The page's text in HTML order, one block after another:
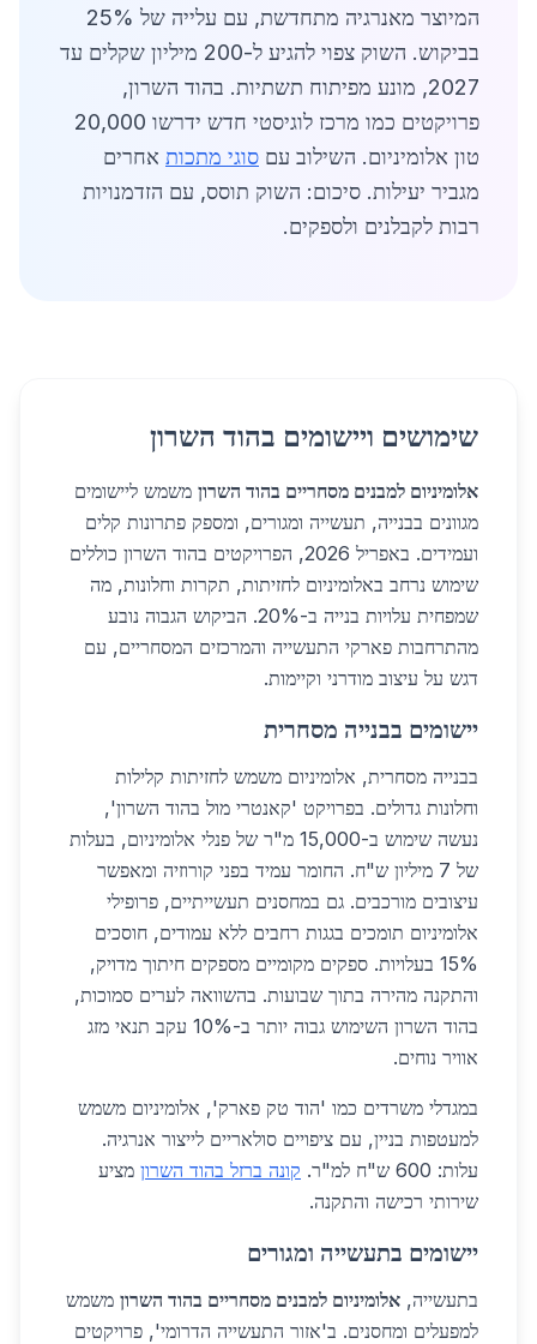
המיוצר מאנרגיה מתחדשת, עם עלייה של 25%
בביקוש. השוק צפוי להגיע ל-200 מיליון שקלים עד
2027, מונע מפיתוח תשתיות. בהוד השרון,
פרויקטים כמו מרכז לוגיסטי חדש ידרשו 20,000
טון אלומיניום. השילוב עם סוגי מתכות אחרים
מגביר יעילות. סיכום: השוק תוסס, עם הזדמנויות
רבות לקבלנים ולספקים.
שימושים ויישומים בהוד השרון
אלומיניום למבנים מסחריים בהוד השרון משמש ליישומים
מגוונים בבנייה, תעשייה ומגורים, ומספק פתרונות קלים
ועמידים. באפריל 2026, הפרויקטים בהוד השרון כוללים
שימוש נרחב באלומיניום לחזיתות, תקרות וחלונות, מה
שמפחית עלויות בנייה ב-20%. הביקוש הגבוה נובע
מהתרחבות פארקי התעשייה והמרכזים המסחריים, עם
דגש על עיצוב מודרני וקיימות.
יישומים בבנייה מסחרית
בבנייה מסחרית, אלומיניום משמש לחזיתות קלילות
וחלונות גדולים. בפרויקט 'קאנטרי מול בהוד השרון',
נעשה שימוש ב-15,000 מ"ר של פנלי אלומיניום, בעלות
של 7 מיליון ש"ח. החומר עמיד בפני קורוזיה ומאפשר
עיצובים מורכבים. גם במחסנים תעשייתיים, פרופילי
אלומיניום תומכים בגגות רחבים ללא עמודים, חוסכים
15% בעלויות. ספקים מקומיים מספקים חיתוך מדויק,
והתקנה מהירה בתוך שבועות. בהשוואה לערים סמוכות,
בהוד השרון השימוש גבוה יותר ב-10% עקב תנאי מזג
אוויר נוחים.
במגדלי משרדים כמו 'הוד טק פארק', אלומיניום משמש
למעטפות בניין, עם ציפויים סולאריים לייצור אנרגיה.
עלות: 600 ש"ח למ"ר.
קונה ברזל בהוד השרון מציע
שירותי רכישה והתקנה.
יישומים בתעשייה ומגורים
בתעשייה, אלומיניום למבנים מסחריים בהוד השרון משמש
למפעלים ומחסנים. ב'אזור התעשייה הדרומי', פרויקטים